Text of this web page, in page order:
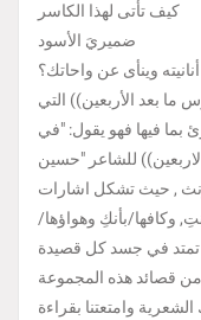
كيف تأتى لهذا الكاسر
ضميريَ الأسود
وينأى عن واحاتك؟
ما بعد الأربعين)) التي
بما فيها فهو يقول: "في
للشاعر "حسين
, حيث تشكل اشارات
وكافها/بأنكِ وهواؤها/
تمتد في جسد كل قصيدة
وامتعتنا بقراءة